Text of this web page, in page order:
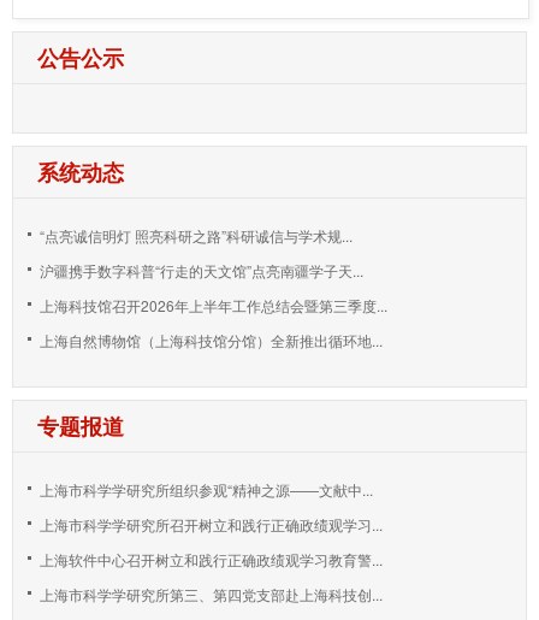
公告公示
系统动态
“点亮诚信明灯 照亮科研之路”科研诚信与学术规...
沪疆携手数字科普“行走的天文馆”点亮南疆学子天...
上海科技馆召开2026年上半年工作总结会暨第三季度...
上海自然博物馆（上海科技馆分馆）全新推出循环地...
专题报道
上海市科学学研究所组织参观“精神之源——文献中...
上海市科学学研究所召开树立和践行正确政绩观学习...
上海软件中心召开树立和践行正确政绩观学习教育警...
上海市科学学研究所第三、第四党支部赴上海科技创...